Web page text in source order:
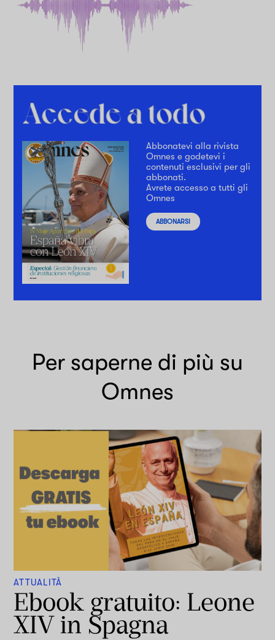
Abbonatevi alla rivista
Omnes e godetevi i
contenuti esclusivi per gli
abbonati.
Avrete accesso a tutti gli
Omnes
ABBONARSI
Per saperne di più su
Omnes
ATTUALITÀ
Ebook gratuito: Leone
XIV in Spagna